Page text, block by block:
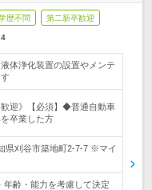
歴不問 第二新卒歓迎
体浄化装置の設置やメンテ
歓迎》【必須】◆普通自動車
卒業した方
県刈谷市築地町2-7-7 ※マイ
齢・能力を考慮して決定